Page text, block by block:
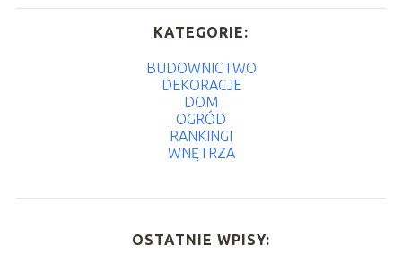
KATEGORIE:
BUDOWNICTWO
DEKORACJE
DOM
OGRÓD
RANKINGI
WNĘTRZA
OSTATNIE WPISY: